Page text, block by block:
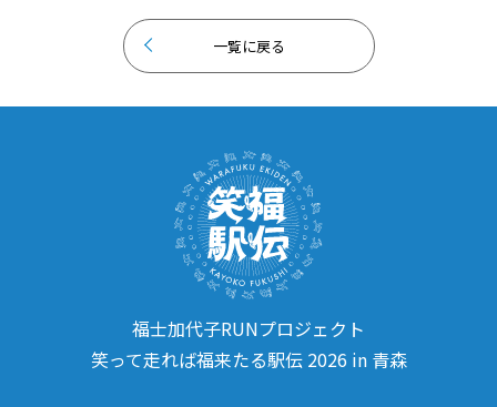
一覧に戻る
福士加代子RUNプロジェクト
笑って走れば福来たる駅伝 2026 in 青森